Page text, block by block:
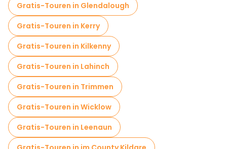
Gratis-Touren in Glendalough
Gratis-Touren in Kerry
Gratis-Touren in Kilkenny
Gratis-Touren in Lahinch
Gratis-Touren in Trimmen
Gratis-Touren in Wicklow
Gratis-Touren in Leenaun